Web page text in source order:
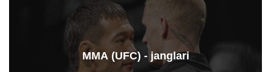
ММА (UFC) - janglari